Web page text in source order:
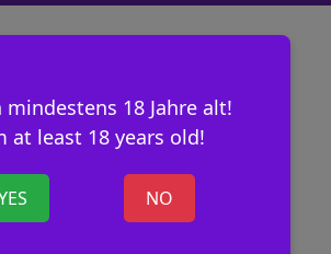
18 Jahre alt!
at least 18 years old!
NO